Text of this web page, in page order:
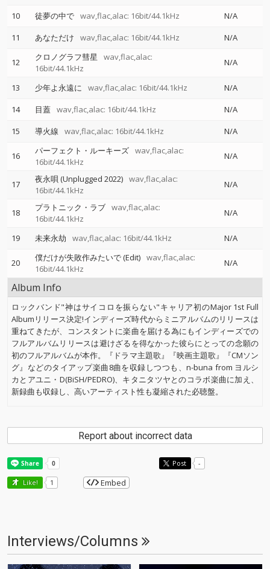
10
徒夢の中で wav,flac,alac: 16bit/44.1kHz
N/A
11
あなただけ wav,flac,alac: 16bit/44.1kHz N/A
12 クロノグラフ彗星
wav,flac,alac:
16bit/44.1kHz
N/A
13 少年よ永遠に wav,flac,alac: 16bit/44.1kHz
N/A
14
目蓋 wav,flac,alac: 16bit/44.1kHz
N/A
15
導火線 wav,flac,alac: 16bit/44.1kHz N/A
16 パーフェクト・ルーキーズ wav,flac,alac:
16bit/44.1kHz
N/A
17 夜永唄 (Unplugged 2022) wav,flac,alac:
16bit/44.1kHz
N/A
18 プラトニック・ラブ wav,flac,alac:
16bit/44.1kHz
N/A
19 未来永劫 wav,flac,alac: 16bit/44.1kHz N/A
20 僕だけが失敗作みたいで (Edit) wav,flac,alac:
16bit/44.1kHz
N/A
Album Info
ロックバンド"神はサイコロを振らない"キャリア初のMajor 1st Full
Albumリリース決定!インディーズ時代からミニアルバムのリリースは
重ねてきたが、コンスタントに楽曲を届ける為にもインディーズでの
フルアルバムリリースは避けざるを得なかった彼らにとっての念願の
初のフルアルバムが本作。『ドラマ主題歌』『映画主題歌』『CMソン
グ』などのタイアップ楽曲8曲を収録しつつも、n-buna from ヨルシ
カとアユニ・D(BiSH/PEDRO)、キタニタツヤとのコラボ楽曲に加え、
新録曲も収録し、高いアーティスト性も凝縮された必聴盤。
Report about incorrect data
Post -
Like! 1 Embed
Interviews/Columns